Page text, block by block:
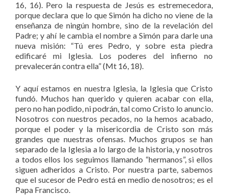
16, 16). Pero la respuesta de Jesús es estremecedora,
porque declara que lo que Simón ha dicho no viene de la
enseñanza de ningún hombre, sino de la revelación del
Padre; y ahí le cambia el nombre a Simón para darle una
nueva misión: “Tú eres Pedro, y sobre esta piedra
edificaré mi Iglesia. Los poderes del infierno no
prevalecerán contra ella” (Mt 16, 18).
Y aquí estamos en nuestra Iglesia, la Iglesia que Cristo
fundó. Muchos han querido y quieren acabar con ella,
pero no han podido, ni podrán, tal como Cristo lo anuncio.
Nosotros con nuestros pecados, no la hemos acabado,
porque el poder y la misericordia de Cristo son más
grandes que nuestras ofensas. Muchos grupos se han
separado de la Iglesia a lo largo de la historia, y nosotros
a todos ellos los seguimos llamando “hermanos”, si ellos
siguen adheridos a Cristo. Por nuestra parte, sabemos
que el sucesor de Pedro está en medio de nosotros; es el
Papa Francisco.